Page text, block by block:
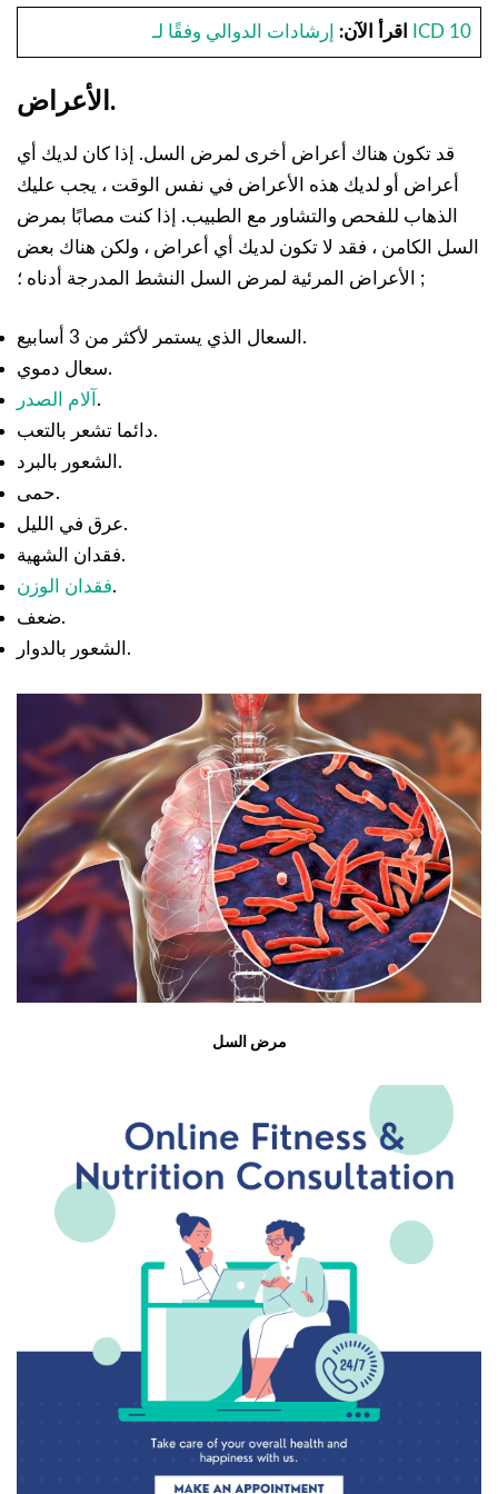
اقرأ الآن: إرشادات الدوالي وفقًا لـ ICD 10
الأعراض.
قد تكون هناك أعراض أخرى لمرض السل. إذا كان لديك أي
أعراض أو لديك هذه الأعراض في نفس الوقت ، يجب عليك
الذهاب للفحص والتشاور مع الطبيب. إذا كنت مصابًا بمرض
السل الكامن ، فقد لا تكون لديك أي أعراض ، ولكن هناك بعض
الأعراض المرئية لمرض السل النشط المدرجة أدناه ؛ ;
السعال الذي يستمر لأكثر من 3 أسابيع.
سعال دموي.
آلام الصدر .
دائما تشعر بالتعب.
الشعور بالبرد.
حمى.
عرق في الليل.
فقدان الشهية.
فقدان الوزن.
ضعف.
الشعور بالدوار.
مرض السل